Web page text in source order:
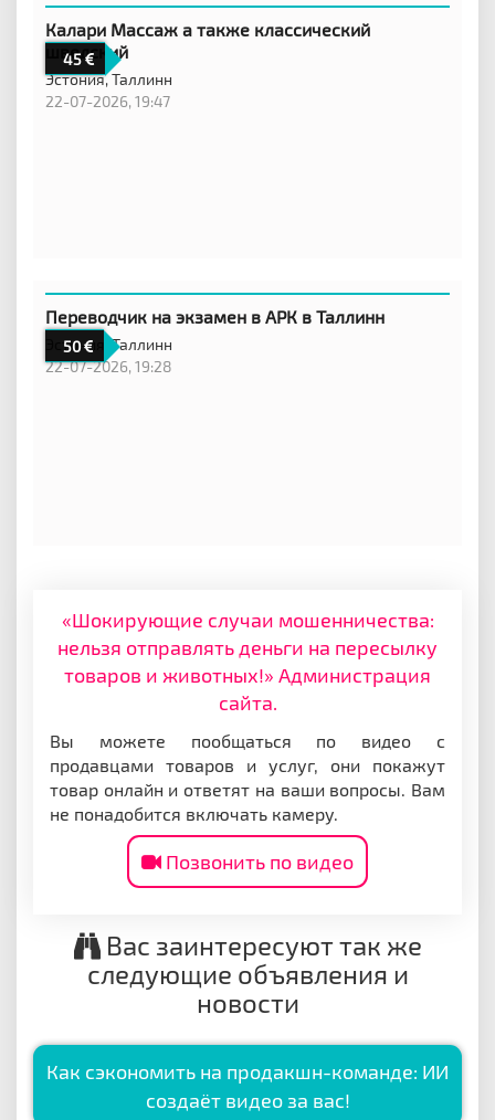
45
Калари Массаж а также классический
шведский
Эстония,Таллинн
22-07-2026, 19:47
50
Переводчик на экзамен в АРК в Таллинн
Эстония, Таллинн
22-07-2026, 19:28
«Шокирующие случаи мошенничества:
нельзя отправлять деньги на пересылку
товаров и животных!» Администрация
сайта.
Вы можете пообщаться по видео с
продавцами товаров и услуг, они покажут
товар онлайн и ответят на ваши вопросы. Вам
не понадобится включать камеру.
Позвонить по видео
Вас заинтересуют так же
следующие объявления и
новости
Как сэкономить на продакшн-команде: ИИ
создаёт видео за вас!